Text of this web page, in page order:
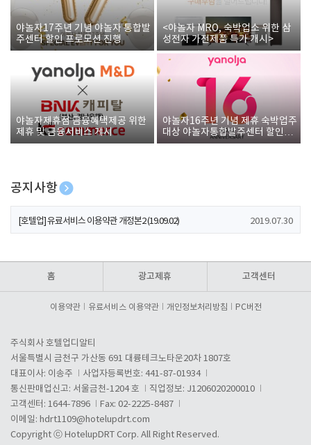
야놀자17주년 기념 야놀자 통합발
주센터 할인 프로모션 진행
<야놀자 MRO, 숙박업소 위한 삼
성전자 가전제품 특가 개시>
야놀자제휴점 금융혜택제공 위한
제휴 및 금융서비스 게시
야놀자16주년 기념 제휴 숙박업주
대상 야놀자통합발주센터 할인쿠
폰 증정
공지사항
[호텔업] 개인정보 처리방침 개정본1 (19.09.02)
[호텔업] 유료서비스 이용약관 개정본2 (19.09.02) 2019.07.30
홈 광고제휴 고객센터
이용약관 유료서비스 이용약관 개인정보처리방침 PC버전
주식회사 호텔업디알티
서울특별시 금천구 가산동 691 대륭테크노타운20차 1807호
대표이사: 이송주
사업자등록번호: 441-87-01934
통신판매업신고: 서울금천-1204 호
직업정보: J1206020200010
고객센터: 1644-7896
Fax: 02-2225-8487
이메일: hdrt1109@hotelupdrt.com
Copyright ⓒ HotelupDRT Corp. All Right Reserved.